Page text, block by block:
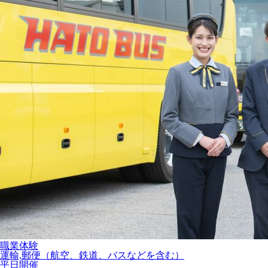
職業体験
運輸,郵便（航空、鉄道、バスなどを含む）
平日開催